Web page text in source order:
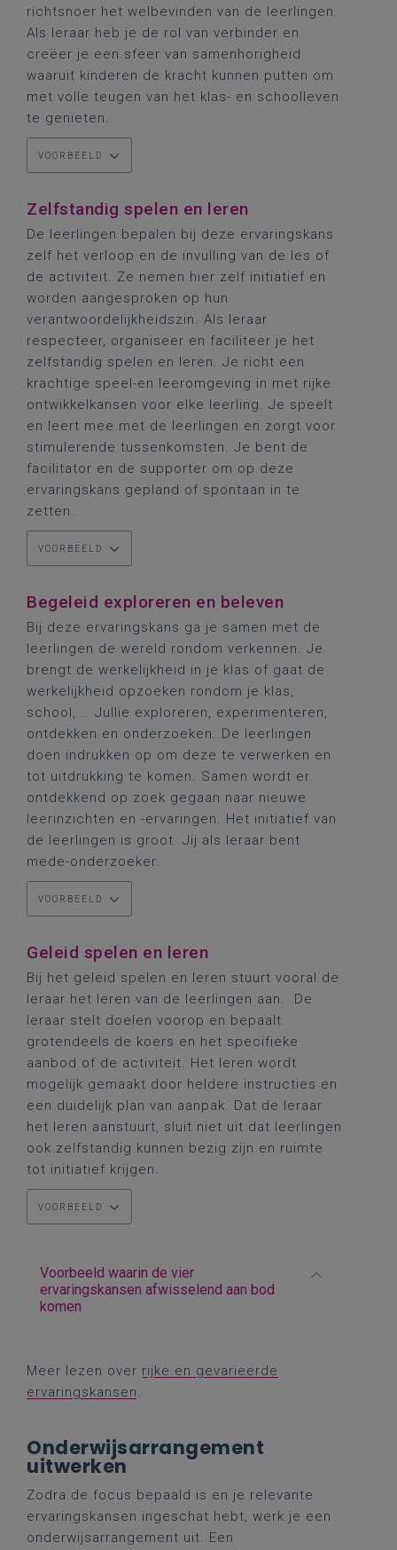
richtsnoer het welbevinden van de leerlingen.
Als leraar heb je de rol van verbinder en
creëer je een sfeer van samenhorigheid
waaruit kinderen de kracht kunnen putten om
met volle teugen van het klas- en schoolleven
te genieten.
VOORBEELD
Zelfstandig spelen en leren
De leerlingen bepalen bij deze ervaringskans
zelf het verloop en de invulling van de les of
de activiteit. Ze nemen hier zelf initiatief en
worden aangesproken op hun
verantwoordelijkheidszin. Als leraar
respecteer, organiseer en faciliteer je het
zelfstandig spelen en leren. Je richt een
krachtige speel-en leeromgeving in met rijke
ontwikkelkansen voor elke leerling. Je speelt
en leert mee met de leerlingen en zorgt voor
stimulerende tussenkomsten. Je bent de
facilitator en de supporter om op deze
ervaringskans gepland of spontaan in te
zetten.
VOORBEELD
Begeleid exploreren en beleven
Bij deze ervaringskans ga je samen met de
leerlingen de wereld rondom verkennen. Je
brengt de werkelijkheid in je klas of gaat de
werkelijkheid opzoeken rondom je klas,
school, … Jullie exploreren, experimenteren,
ontdekken en onderzoeken. De leerlingen
doen indrukken op om deze te verwerken en
tot uitdrukking te komen. Samen wordt er
ontdekkend op zoek gegaan naar nieuwe
leerinzichten en -ervaringen. Het initiatief van
de leerlingen is groot. Jij als leraar bent
mede-onderzoeker.
VOORBEELD
Geleid spelen en leren
Bij het geleid spelen en leren stuurt vooral de
leraar het leren van de leerlingen aan. De
leraar stelt doelen voorop en bepaalt
grotendeels de koers en het specifieke
aanbod of de activiteit. Het leren wordt
mogelijk gemaakt door heldere instructies en
een duidelijk plan van aanpak. Dat de leraar
het leren aanstuurt, sluit niet uit dat leerlingen
ook zelfstandig kunnen bezig zijn en ruimte
tot initiatief krijgen.
VOORBEELD
Voorbeeld waarin de vier
ervaringskansen afwisselend aan bod
komen
Meer lezen over rijke en gevarieerde
ervaringskansen.
Onderwijsarrangement
uitwerken
Zodra de focus bepaald is en je relevante
ervaringskansen ingeschat hebt, werk je een
onderwijsarrangement uit. Een